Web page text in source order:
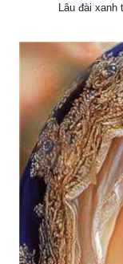
Lâu đài